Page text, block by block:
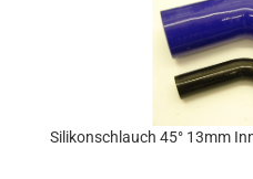
Silikonschlauch 45° 13mm